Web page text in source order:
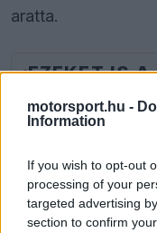
motorsport.hu -
Information
If you wish to opt-out
processing of your
targeted advertising
section to confirm
aratta.
EZEKET IS